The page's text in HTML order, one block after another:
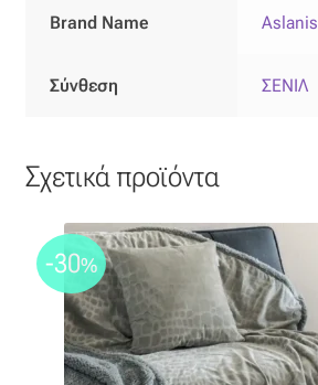
Καραβόπανο
Λονέτα
Μουσελίνα
Μπροκάρ
Οργάντζα
Brand Name
Σύνθεση ΣΕΝΙΛ
Σχετικά προϊόντα
-30%